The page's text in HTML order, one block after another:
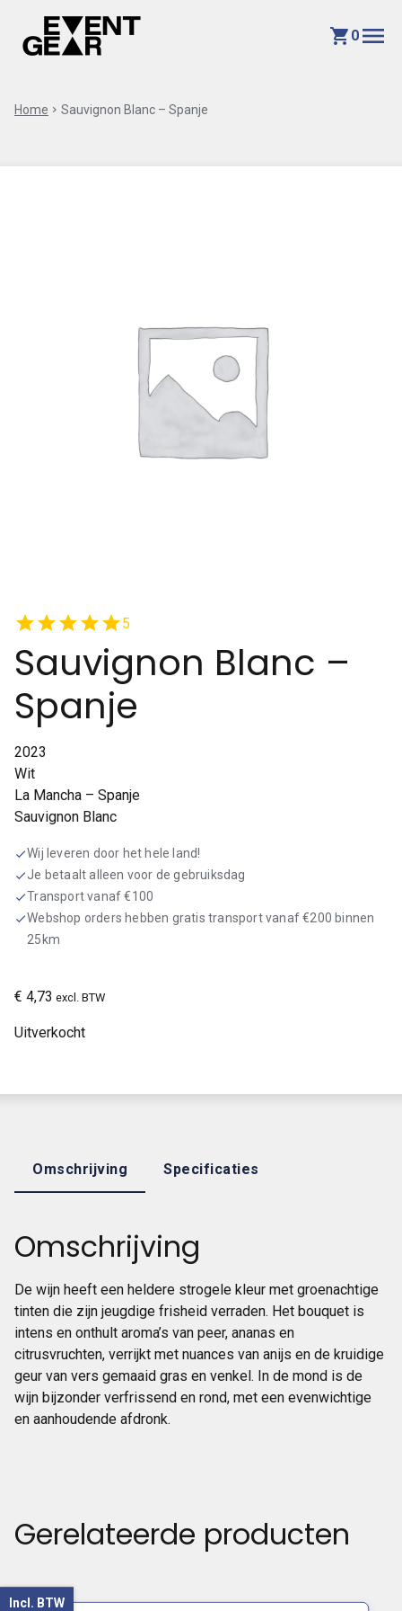
shopping_cart 0 menu
Home chevron_right Sauvignon Blanc – Spanje
starstarstarstarstar5
Sauvignon Blanc –
Spanje
2023
Wit
La Mancha – Spanje
Sauvignon Blanc
checkWij leveren door het hele land!
check Je betaalt alleen voor de gebruiksdag
checkTransport vanaf €100
checkWebshop orders hebben gratis transport vanaf €200 binnen
25km
€ 4,73 excl. BTW
Uitverkocht
Omschrijving Specificaties
Omschrijving
De wijn heeft een heldere strogele kleur met groenachtige
tinten die zijn jeugdige frisheid verraden. Het bouquet is
intens en onthult aroma’s van peer, ananas en
citrusvruchten, verrijkt met nuances van anijs en de kruidige
geur van vers gemaaid gras en venkel. In de mond is de
wijn bijzonder verfrissend en rond, met een evenwichtige
en aanhoudende afdronk.
Gerelateerde producten
Incl. BTW